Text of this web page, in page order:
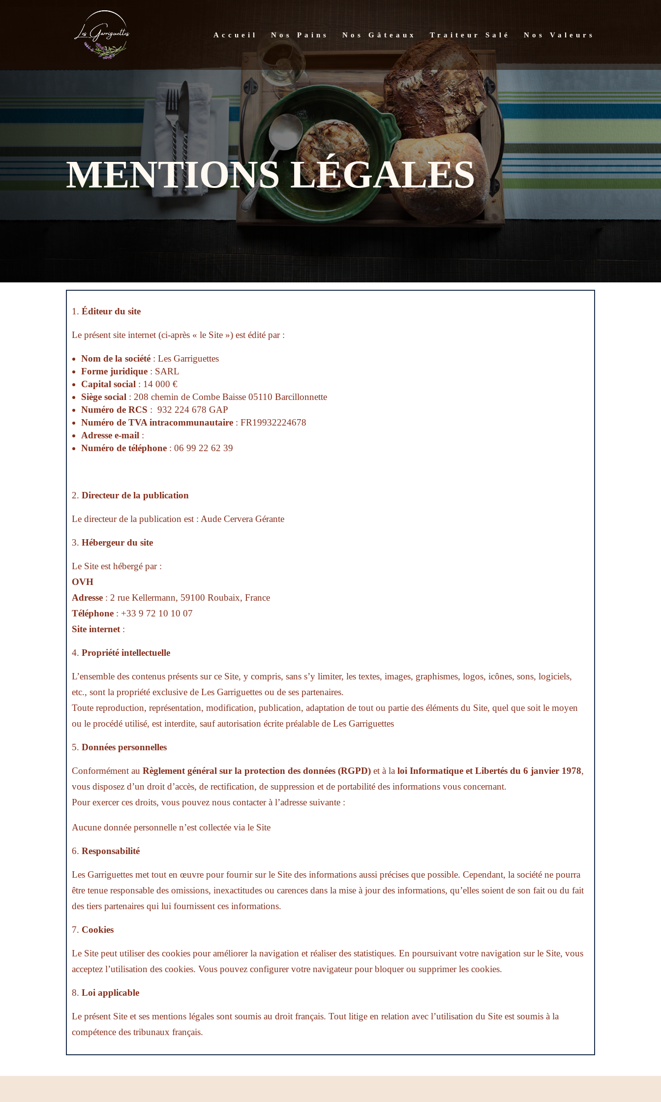
Accueil Nos Pains Nos Gâteaux Traiteur Salé Nos Valeurs
MENTIONS LÉGALES
Éditeur du site
Le présent site internet (ci-après « le Site ») est édité par :
Nom de la société : Les Garriguettes
Forme juridique : SARL
Capital social : 14 000 €
Siège social : 208 chemin de Combe Baisse 05110 Barcillonnette
Numéro de RCS : 932 224 678 GAP
Numéro de TVA intracommunautaire : FR19932224678
Adresse e-mail :
Numéro de téléphone : 06 99 22 62 39
Directeur de la publication
Le directeur de la publication est : Aude Cervera Gérante
Hébergeur du site
Le Site est hébergé par :
OVH
Adresse : 2 rue Kellermann, 59100 Roubaix, France
Téléphone : +33 9 72 10 10 07
Site internet:
Propriété intellectuelle
L’ensemble des contenus présents sur ce Site, y compris, sans s’y limiter, les textes, images, graphismes, logos, icônes, sons, logiciels,
etc., sont la propriété exclusive de Les Garriguettes ou de ses partenaires.
Toute reproduction, représentation, modification, publication, adaptation de tout ou partie des éléments du Site, quel que soit le moyen
ou le procédé utilisé, est interdite, sauf autorisation écrite préalable de Les Garriguettes
Données personnelles
Conformément auRèglement général sur la protection des données (RGPD) et à laloi Informatique et Libertés du 6 janvier 1978,
vous disposez d’un droit d’accès, de rectification, de suppression et de portabilité des informations vous concernant.
Pour exercer ces droits, vous pouvez nous contacter à l’adresse suivante :
Aucune donnée personnelle n’est collectée via le Site
Responsabilité
Les Garriguettes met tout en œuvre pour fournir sur le Site des informations aussi précises que possible. Cependant, la société ne pourra
être tenue responsable des omissions, inexactitudes ou carences dans la mise à jour des informations, qu’elles soient de son fait ou du fait
des tiers partenaires qui lui fournissent ces informations.
Cookies
Le Site peut utiliser des cookies pour améliorer la navigation et réaliser des statistiques. En poursuivant votre navigation sur le Site, vous
acceptez l’utilisation des cookies. Vous pouvez configurer votre navigateur pour bloquer ou supprimer les cookies.
Loi applicable
Le présent Site et ses mentions légales sont soumis au droit français. Tout litige en relation avec l’utilisation du Site est soumis à la
compétence des tribunaux français.